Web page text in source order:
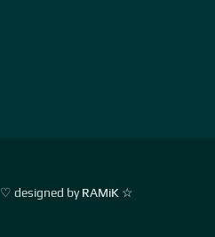
♡ designed byRAMiK ☆